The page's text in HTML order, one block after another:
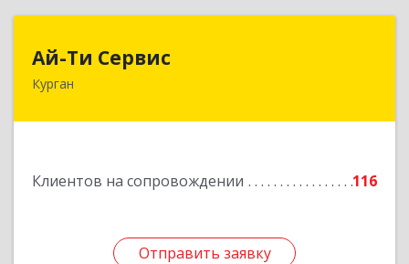
Ай-Ти Сервис
Курган
Клиентов на сопровождении 116
Отправить заявку
Отправить заявку